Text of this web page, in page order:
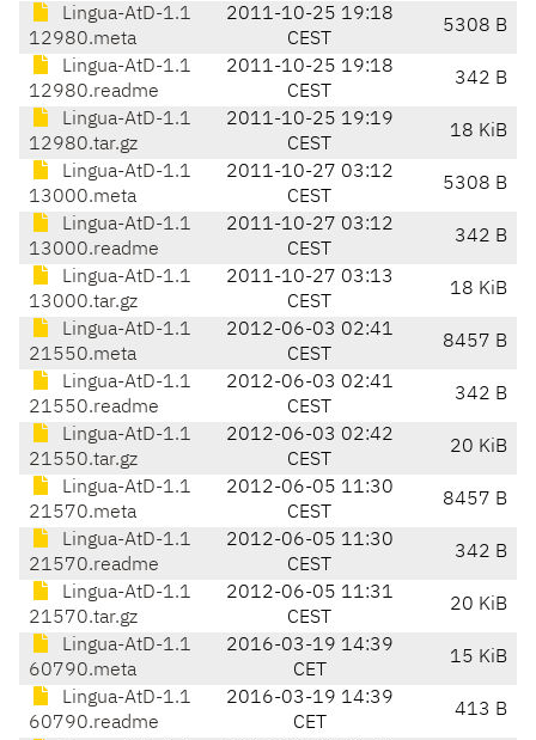
Lingua-AtD-1.1
12980.meta
2011-10-25 19:18
CEST
5308 B
Lingua-AtD-1.1
12980.readme
2011-10-25 19:18
CEST
342 B
Lingua-AtD-1.1
12980.tar.gz
2011-10-25 19:19
CEST
18 KiB
Lingua-AtD-1.1
13000.meta
2011-10-27 03:12
CEST
5308 B
Lingua-AtD-1.1
13000.readme
2011-10-27 03:12
CEST
342 B
Lingua-AtD-1.1
13000.tar.gz
2011-10-27 03:13
CEST
18 KiB
Lingua-AtD-1.1
21550.meta
2012-06-03 02:41
CEST
8457 B
Lingua-AtD-1.1
21550.readme
2012-06-03 02:41
CEST
342 B
Lingua-AtD-1.1
21550.tar.gz
2012-06-03 02:42
CEST
20 KiB
Lingua-AtD-1.1
21570.meta
2012-06-05 11:30
CEST
8457 B
Lingua-AtD-1.1
21570.readme
2012-06-05 11:30
CEST
342 B
Lingua-AtD-1.1
21570.tar.gz
2012-06-05 11:31
CEST
20 KiB
Lingua-AtD-1.1
60790.meta
2016-03-19 14:39
CET
15 KiB
Lingua-AtD-1.1
60790.readme
2016-03-19 14:39
CET
413 B